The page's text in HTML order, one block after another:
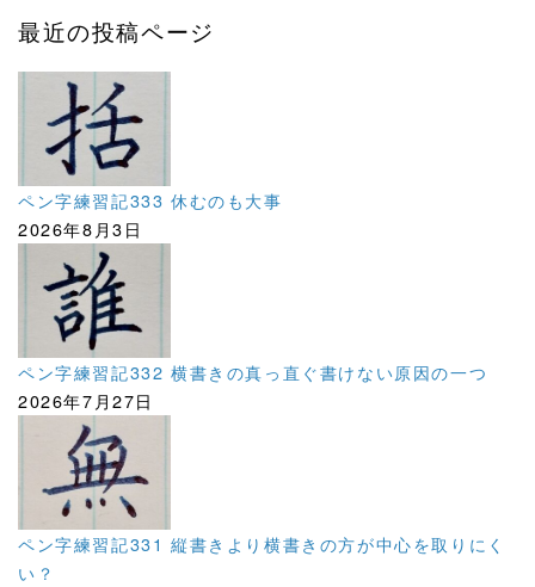
最近の投稿ページ
ペン字練習記333 休むのも大事
2026年8月3日
ペン字練習記332 横書きの真っ直ぐ書けない原因の一つ
2026年7月27日
ペン字練習記331 縦書きより横書きの方が中心を取りにく
い？